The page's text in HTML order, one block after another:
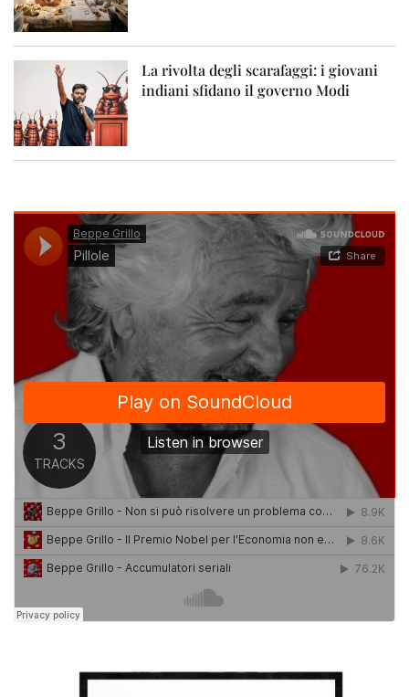
La rivolta degli scarafaggi: i giovani
indiani sfidano il governo Modi